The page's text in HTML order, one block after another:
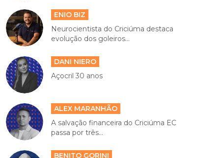
ENIO BIZ
Neurocientista do Criciúma destaca
evolução dos goleiros...
DANI NIERO
Açocril 30 anos
ALEX MARANHÃO
A salvação financeira do Criciúma EC
passa por três...
BENITO GORINI